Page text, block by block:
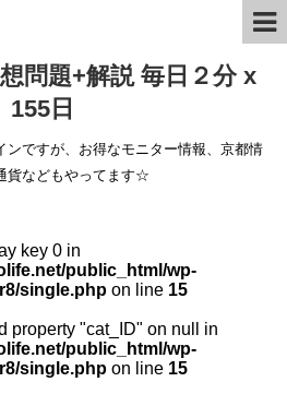
問題+解説 毎日２分 x
155日
ンですが、お得なモニター情報、京都情
貨などもやってます☆
key 0 in
public_html/wp-
single.php on line 15
property "cat_ID" on null in
public_html/wp-
single.php on line 15